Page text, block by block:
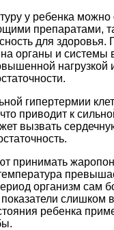
у ребенка можно
препаратами,
для здоровья.
органы и системы
нагрузкой
гипертермии
приводит к
вызвать
принимать
организм сам
слишком
ребенка